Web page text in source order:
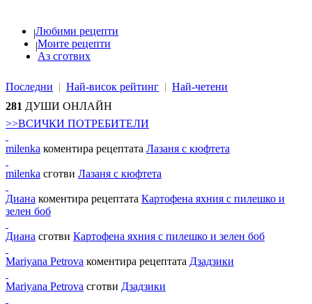
Любими рецепти
|
Моите рецепти
|
Аз сготвих
Последни | Най-висок рейтинг | Най-четени
281 ДУШИ ОНЛАЙН
>>ВСИЧКИ ПОТРЕБИТЕЛИ
milenka коментира рецептата Лазаня с кюфтета
milenka сготви Лазаня с кюфтета
Диана коментира рецептата Картофена яхния с пилешко и
зелен боб
Диана сготви Картофена яхния с пилешко и зелен боб
Mariyana Petrova коментира рецептата Дзадзики
Mariyana Petrova сготви Дзадзики